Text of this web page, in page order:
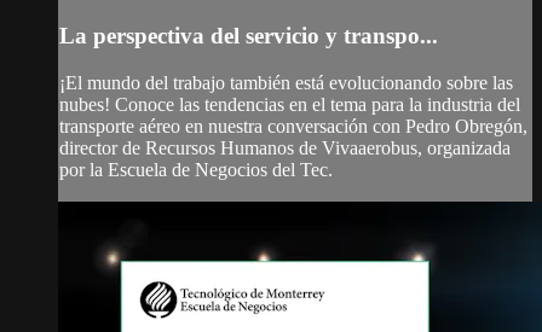
La perspectiva del servicio y transpo...
¡El mundo del trabajo también está evolucionando sobre las
nubes! Conoce las tendencias en el tema para la industria del
transporte aéreo en nuestra conversación con Pedro Obregón,
director de Recursos Humanos de Vivaaerobus, organizada
por la Escuela de Negocios del Tec.